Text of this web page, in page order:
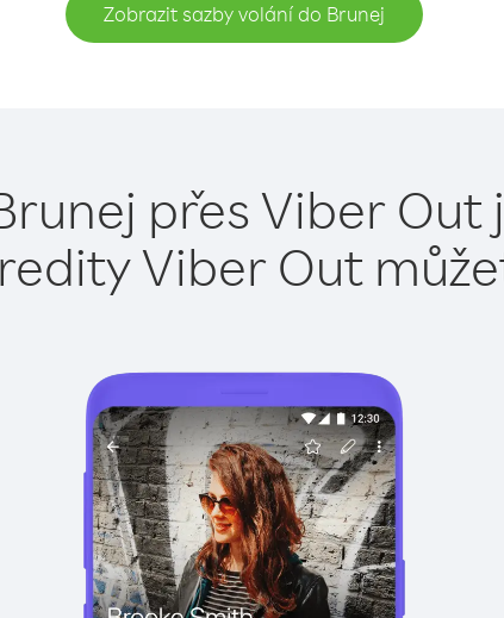
Zobrazit sazby volání do Brunej
přes Viber Out
Viber Out